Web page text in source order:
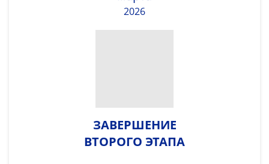
2026
ЗАВЕРШЕНИЕ
ВТОРОГО ЭТАПА